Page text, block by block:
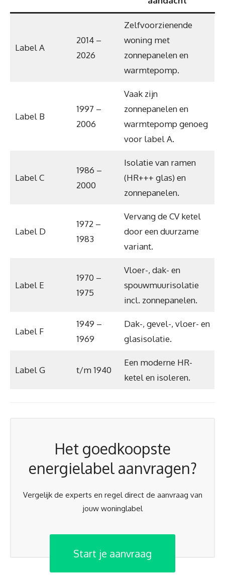
Label A
2014 –
2026
Zelfvoorzienende
woning met
zonnepanelen en
warmtepomp.
Label B
1997 –
2006
Vaak zijn
zonnepanelen en
warmtepomp genoeg
voor label A.
Label C
1986 –
2000
Isolatie van ramen
(HR+++ glas) en
zonnepanelen.
Label D
1972 –
1983
Vervang de CV ketel
door een duurzame
variant.
Label E
1970 –
1975
Vloer-, dak- en
spouwmuurisolatie
incl. zonnepanelen.
Label F
1949 –
1969
Dak-, gevel-, vloer- en
glasisolatie.
Label G t/m 1940
Een moderne HR-
ketel en isoleren.
Het goedkoopste
energielabel aanvragen?
Vergelijk de experts en regel direct de aanvraag van
jouw woninglabel
Start je aanvraag